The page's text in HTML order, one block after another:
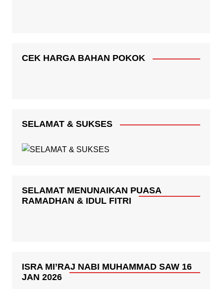
CEK HARGA BAHAN POKOK
SELAMAT & SUKSES
SELAMAT MENUNAIKAN PUASA
RAMADHAN & IDUL FITRI
ISRA MI’RAJ NABI MUHAMMAD SAW 16
JAN 2026